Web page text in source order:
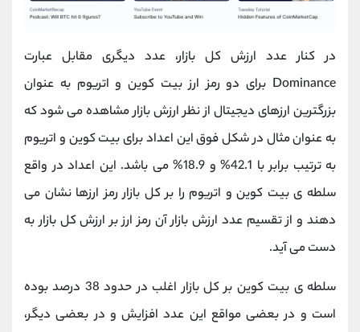
در کنار عدد ارزش کل بازار، عدد دیگری مقابل عبارت
Dominance برای دو رمز ارز بیت کوین و اتریوم به عنوان
بزرگترین ارزهای دیجیتال از نظر ارزش بازار مشاهده می شود که
به عنوان مثال در شکل فوق این اعداد برای بیت کوین و اتریوم
به ترتیب برابر با 42.1% و 18.9% می باشد. این اعداد در واقع
سلطه ی بیت کوین و اتریوم را بر کل بازار رمز ارزها نشان می
دهند و از تقسیم عدد ارزش بازار آن رمز ارز بر ارزش کل بازار به
دست می آید.
سلطه ی بیت کوین بر کل بازار اغلب در حدود 38 درصد بوده
است و در بعضی مواقع این عدد افزایش و در بعضی دیگر،